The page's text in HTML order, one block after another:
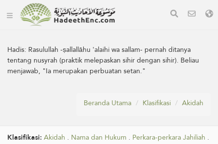
Hadis: Rasulullah -ṣallallāhu 'alaihi wa sallam- pernah ditanya
tentang nusyrah (praktik melepaskan sihir dengan sihir). Beliau
menjawab, "Ia merupakan perbuatan setan."
Beranda Utama Klasifikasi Akidah
Klasifikasi: Akidah . Nama dan Hukum . Perkara-perkara Jahiliah .